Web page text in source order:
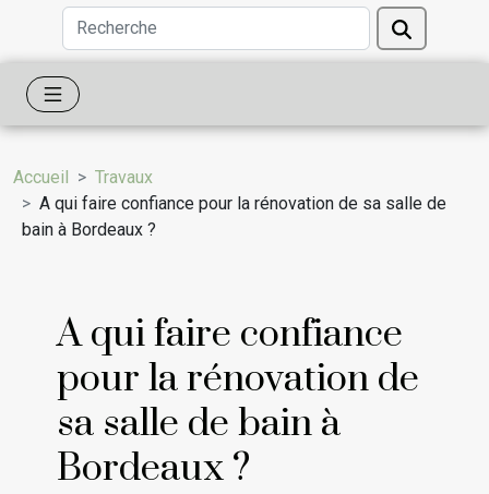
Accueil
Travaux
A qui faire confiance pour la rénovation de sa salle de
bain à Bordeaux ?
A qui faire confiance
pour la rénovation de
sa salle de bain à
Bordeaux ?